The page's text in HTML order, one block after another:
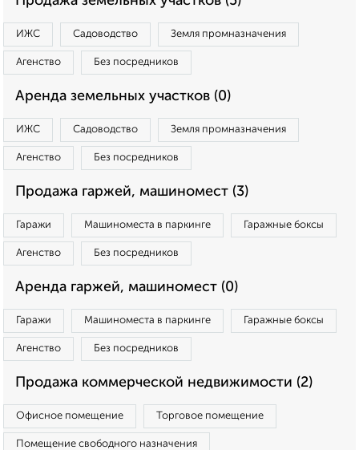
ИЖС Садоводство Земля промназначения
Агенство Без посредников
Аренда земельных участков (0)
ИЖС Садоводство Земля промназначения
Агенство Без посредников
Продажа гаржей, машиномест (3)
Гаражи Машиноместа в паркинге Гаражные боксы
Агенство Без посредников
Аренда гаржей, машиномест (0)
Гаражи Машиноместа в паркинге Гаражные боксы
Агенство Без посредников
Продажа коммерческой недвижимости (2)
Офисное помещение Торговое помещение
Помещение свободного назначения